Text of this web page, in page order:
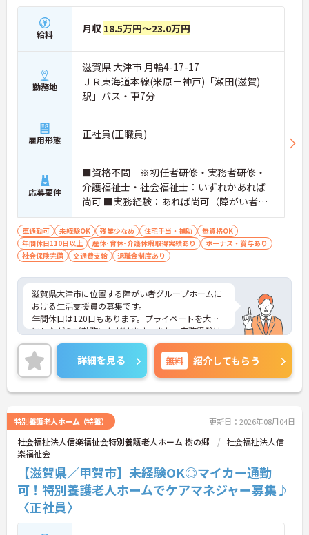
給料 月収 18.5万円～23.0万円
勤務地
滋賀県 大津市 月輪4-17-17
ＪＲ東海道本線(米原－神戸)「瀬田(滋賀)
駅」バス・車7分
雇用形態 正社員(正職員)
応募要件
■資格不問 ※初任者研修・実務者研修・
介護福祉士・社会福祉士：いずれかあれば
尚可 ■実務経験：あれば尚可（障がい者福
祉分野での勤務経験）
車通勤可 未経験OK 残業少なめ 住宅手当・補助
無資格OK
年間休日110日以上
産休･育休･介護休暇取得実績あり
ボーナス・賞与あり
社会保険完備
交通費支給 退職金制度あり
滋賀県大津市に位置する障がい者グループホームに
おける生活支援員の募集です。
年間休日は120日もあります。プライベートを大切
にしながらご勤務いただけます。また、実務経験は
なくてもOKです！現場で働きながら経験を積んでい
くことができます。
ご興味のある方には、面接対策ポイントなど、さら
に詳細をご案内しますのでお気軽にご相談くださ
い！
詳細を見る 無料 紹介してもらう
特別養護老人ホーム（特養） 更新日：2026年08月04日
社会福祉法人信楽福祉会特別養護老人ホーム 樹の郷
社会福祉法人信
楽福祉会
【滋賀県／甲賀市】未経験OK◎マイカー通勤
可！特別養護老人ホームでケアマネジャー募集♪
〈正社員〉